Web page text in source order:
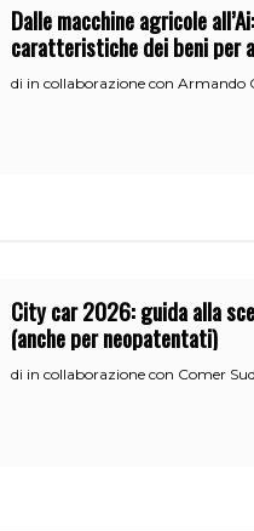
Dalle macchine agricole
caratteristiche dei beni per
all’iperammortamento
di in collaborazione con Armando
City car 2026: guida alla
(anche per neopatentati)
di in collaborazione con Comer Sud